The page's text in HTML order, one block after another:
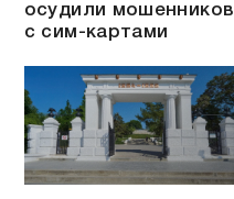
осудили мошенников
с сим-картами